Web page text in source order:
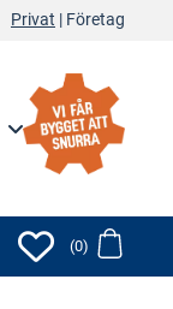
Privat | Företag
(0)